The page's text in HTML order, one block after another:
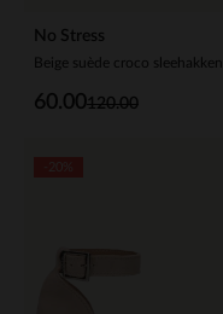
No Stress
Beige suède croco sleehakken
120.00
60.00